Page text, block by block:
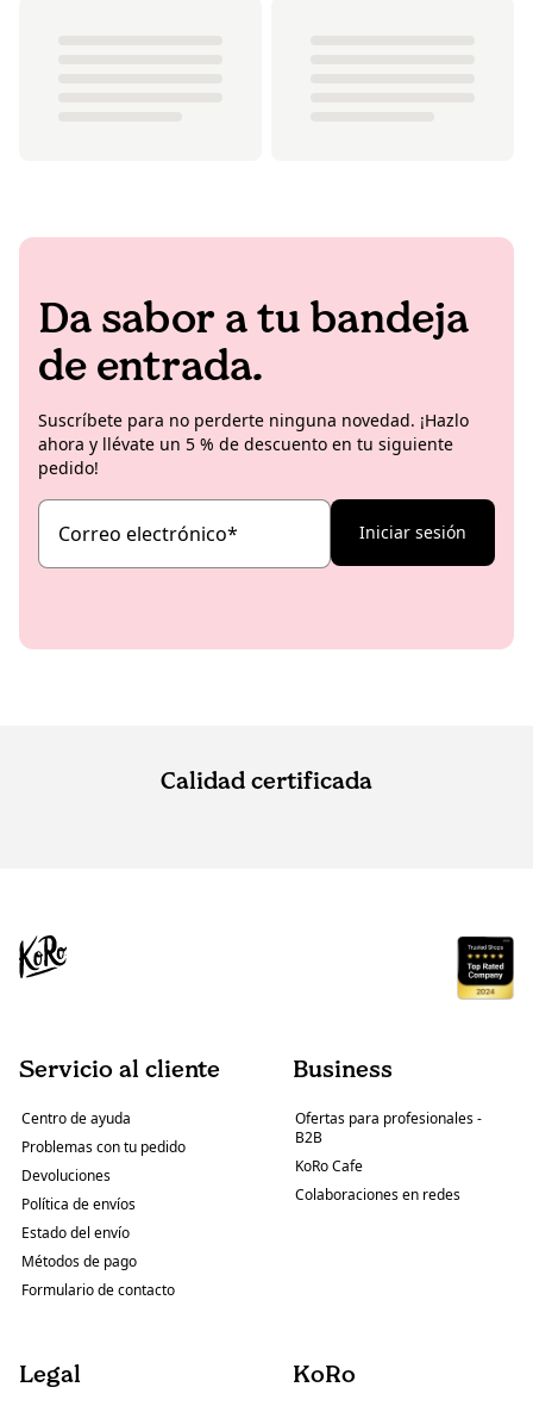
Da sabor a tu bandeja
de entrada.
Suscríbete para no perderte ninguna novedad. ¡Hazlo
ahora y llévate un 5 % de descuento en tu siguiente
pedido!
Correo electrónico* Iniciar sesión
Calidad certificada
Servicio al cliente
Centro de ayuda
Problemas con tu pedido
Devoluciones
Política de envíos
Estado del envío
Métodos de pago
Formulario de contacto
Business
Ofertas para profesionales -
B2B
KoRo Cafe
Colaboraciones en redes
Legal KoRo